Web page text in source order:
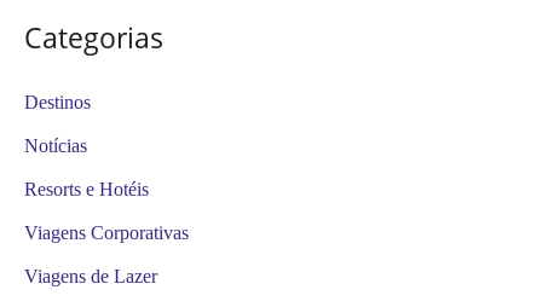
q
u
i
p
Categorias
Destinos
Notícias
Resorts e Hotéis
Viagens Corporativas
Viagens de Lazer